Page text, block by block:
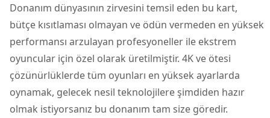
Donanım dünyasının zirvesini temsil eden bu kart,
bütçe kısıtlaması olmayan ve ödün vermeden en yüksek
performansı arzulayan profesyoneller ile ekstrem
oyuncular için özel olarak üretilmiştir. 4K ve ötesi
çözünürlüklerde tüm oyunları en yüksek ayarlarda
oynamak, gelecek nesil teknolojilere şimdiden hazır
olmak istiyorsanız bu donanım tam size göredir.